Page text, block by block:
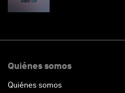
Quiénes somos
Quiénes somos